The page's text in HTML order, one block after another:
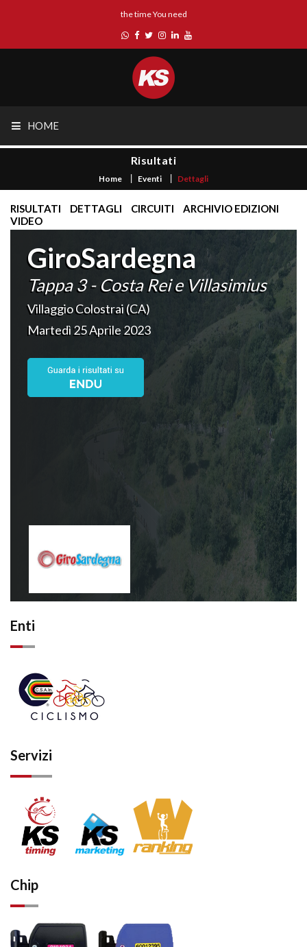
the time You need
HOME
Risultati
Home Eventi Dettagli
RISULTATI DETTAGLI CIRCUITI
ARCHIVIO EDIZIONI
VIDEO
GiroSardegna
Tappa 3 - Costa Rei e Villasimius
Villaggio Colostrai (CA)
Martedì 25 Aprile 2023
Enti
Servizi
Chip